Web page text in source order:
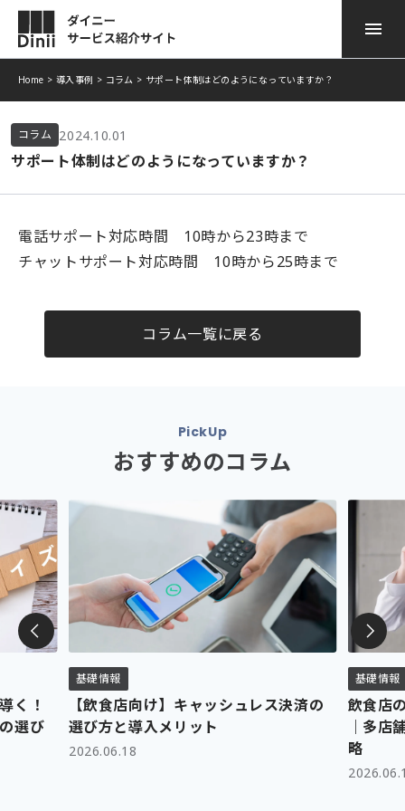
導入事例
ニュース
お役立ち情報
資料ダウンロード
利用規約
プライバシーポリシー
クッキーポリシー
情報セキュリティ方針
正規取り扱いパートナー募集
公式YouTubeチャンネル
ダイニー POSレジ
ダイニー モバイル オーダー
ダイニー 顧客管理
ダイニー勤怠
ダイニー キャッシュレス
Home > 導入事例 > コラム > サポート体制はどのようになっていますか？
コラム 2024.10.01
サポート体制はどのようになっていますか？
電話サポート対応時間 10時から23時まで
チャットサポート対応時間 10時から25時まで
コラム一覧に戻る
PickUp
おすすめのコラム
く！
選び
基礎情報
【飲食店向け】キャッシュレス決済の
選び方と導入メリット
2026.06.18
基礎情報
飲食店
｜多
略